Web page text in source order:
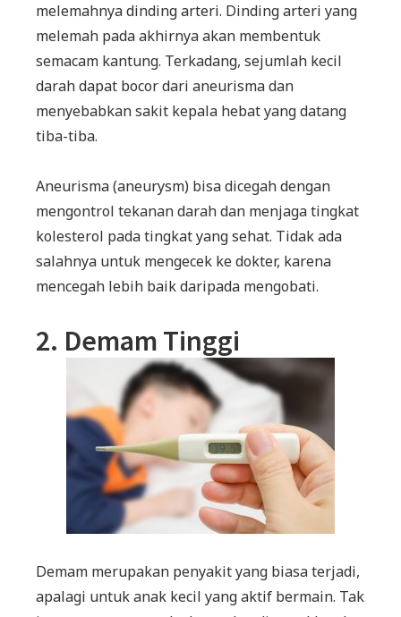
melemahnya dinding arteri. Dinding arteri yang
melemah pada akhirnya akan membentuk
semacam kantung. Terkadang, sejumlah kecil
darah dapat bocor dari aneurisma dan
menyebabkan sakit kepala hebat yang datang
tiba-tiba.
Aneurisma (aneurysm) bisa dicegah dengan
mengontrol tekanan darah dan menjaga tingkat
kolesterol pada tingkat yang sehat. Tidak ada
salahnya untuk mengecek ke dokter, karena
mencegah lebih baik daripada mengobati.
2. Demam Tinggi
Demam merupakan penyakit yang biasa terjadi,
apalagi untuk anak kecil yang aktif bermain. Tak